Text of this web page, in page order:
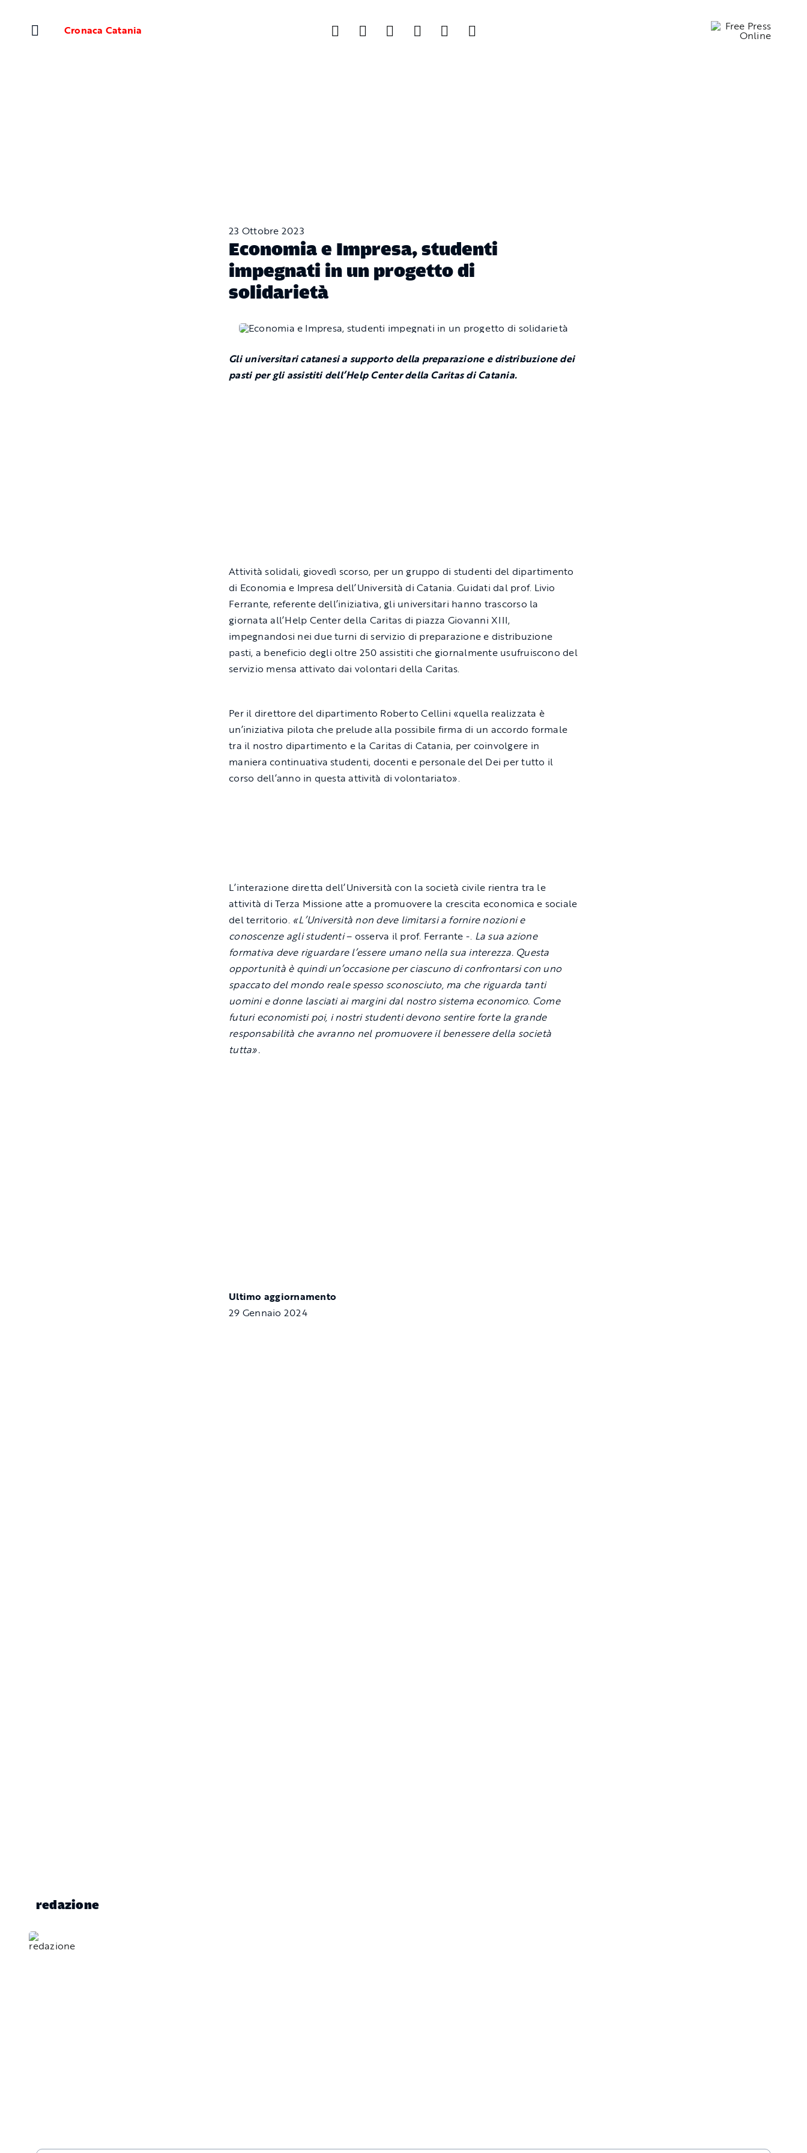
contenuto
Cronaca Catania
23 Ottobre 2023
Economia e Impresa, studenti
impegnati in un progetto di
solidarietà
Gli universitari catanesi a supporto della preparazione e distribuzione dei
pasti per gli assistiti dell’Help Center della Caritas di Catania.
Attività solidali, giovedì scorso, per un gruppo di studenti del dipartimento
di Economia e Impresa dell’Università di Catania. Guidati dal prof. Livio
Ferrante, referente dell’iniziativa, gli universitari hanno trascorso la
giornata all’Help Center della Caritas di piazza Giovanni XIII,
impegnandosi nei due turni di servizio di preparazione e distribuzione
pasti, a beneficio degli oltre 250 assistiti che giornalmente usufruiscono del
servizio mensa attivato dai volontari della Caritas.
Per il direttore del dipartimento Roberto Cellini «quella realizzata è
un’iniziativa pilota che prelude alla possibile firma di un accordo formale
tra il nostro dipartimento e la Caritas di Catania, per coinvolgere in
maniera continuativa studenti, docenti e personale del Dei per tutto il
corso dell’anno in questa attività di volontariato».
L’interazione diretta dell’Università con la società civile rientra tra le
attività di Terza Missione atte a promuovere la crescita economica e sociale
del territorio. «L’Università non deve limitarsi a fornire nozioni e
conoscenze agli studenti– osserva il prof. Ferrante -. La sua azione
formativa deve riguardare l’essere umano nella sua interezza. Questa
opportunità è quindi un’occasione per ciascuno di confrontarsi con uno
spaccato del mondo reale spesso sconosciuto, ma che riguarda tanti
uomini e donne lasciati ai margini dal nostro sistema economico. Come
futuri economisti poi, i nostri studenti devono sentire forte la grande
responsabilità che avranno nel promuovere il benessere della società
tutta».
Ultimo aggiornamento
29 Gennaio 2024
redazione